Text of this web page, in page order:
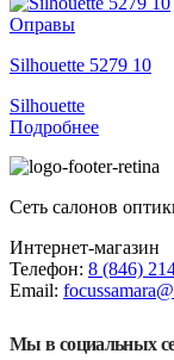
Оправы
Silhouette 5279 10
Silhouette
Подробнее
Сеть салонов
Интернет-магазин
Телефон: 8 (846)
Email:
Мы в социальных